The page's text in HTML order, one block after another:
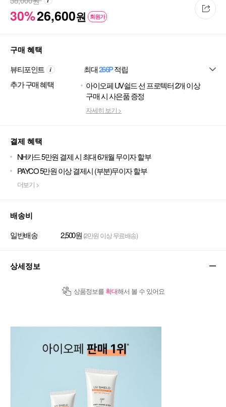
30%26,600원 회원가
구매 혜택
뷰티포인트 최대266P적립
추가 구매 혜택
아이오페 UV쉴드 선 프로텍터 2개 이상
구매 시 사은품 증정
자세히 보기 >
결제 혜택
NH카드 5만원 결제 시 최대 6개월 무이자 할부
PAYCO 5만원 이상 결제시 (부분)무이자 할부
더보기 >
배송비
일반배송 2,500원 (2만원 이상 무료배송)
상세정보
상품정보를 확대해서 볼 수 있어요